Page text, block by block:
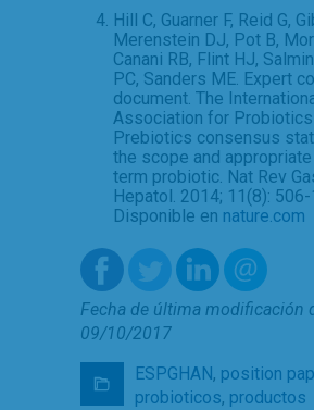
Hill C, Guarner F, Reid G,
Merenstein DJ, Pot B,
Canani RB, Flint HJ,
PC, Sanders ME. Expert
document. The
Association for Probiotics
Prebiotics consensus
the scope and
term probiotic. Nat Rev
Hepatol. 2014; 11(8): 506-
Disponible en nature.com
Fecha de última modificación
09/10/2017
ESPGHAN, position
probioticos, productos